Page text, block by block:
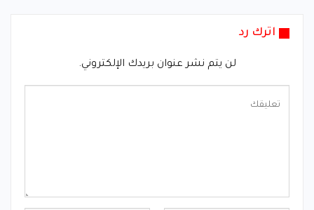
اترك رد
لن يتم نشر عنوان بريدك الإلكتروني.